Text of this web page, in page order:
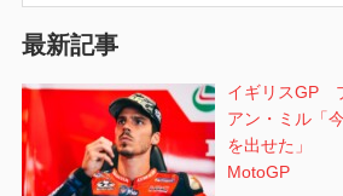
ン
最新記事
イギリスGP
アン・ミル「
を出せた」
MotoGP